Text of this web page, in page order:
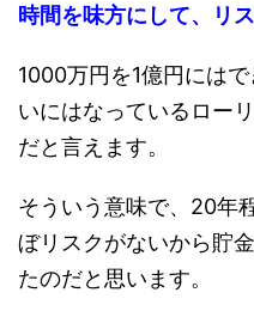
時間を味方にして、リ
1000万円を1億円には
いにはなっているロー
だと言えます。
そういう意味で、20年
ぼリスクがないから貯
たのだと思います。